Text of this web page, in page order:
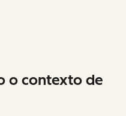
o contexto de